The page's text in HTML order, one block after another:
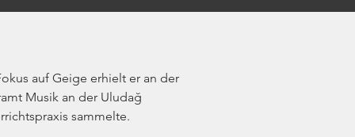
auf Geige erhielt er an der
Musik an der Uludağ
sammelte.